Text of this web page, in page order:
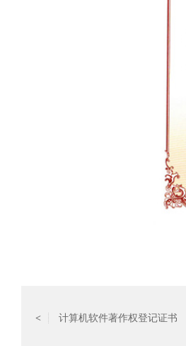
< 计算机软件著作权登记证书